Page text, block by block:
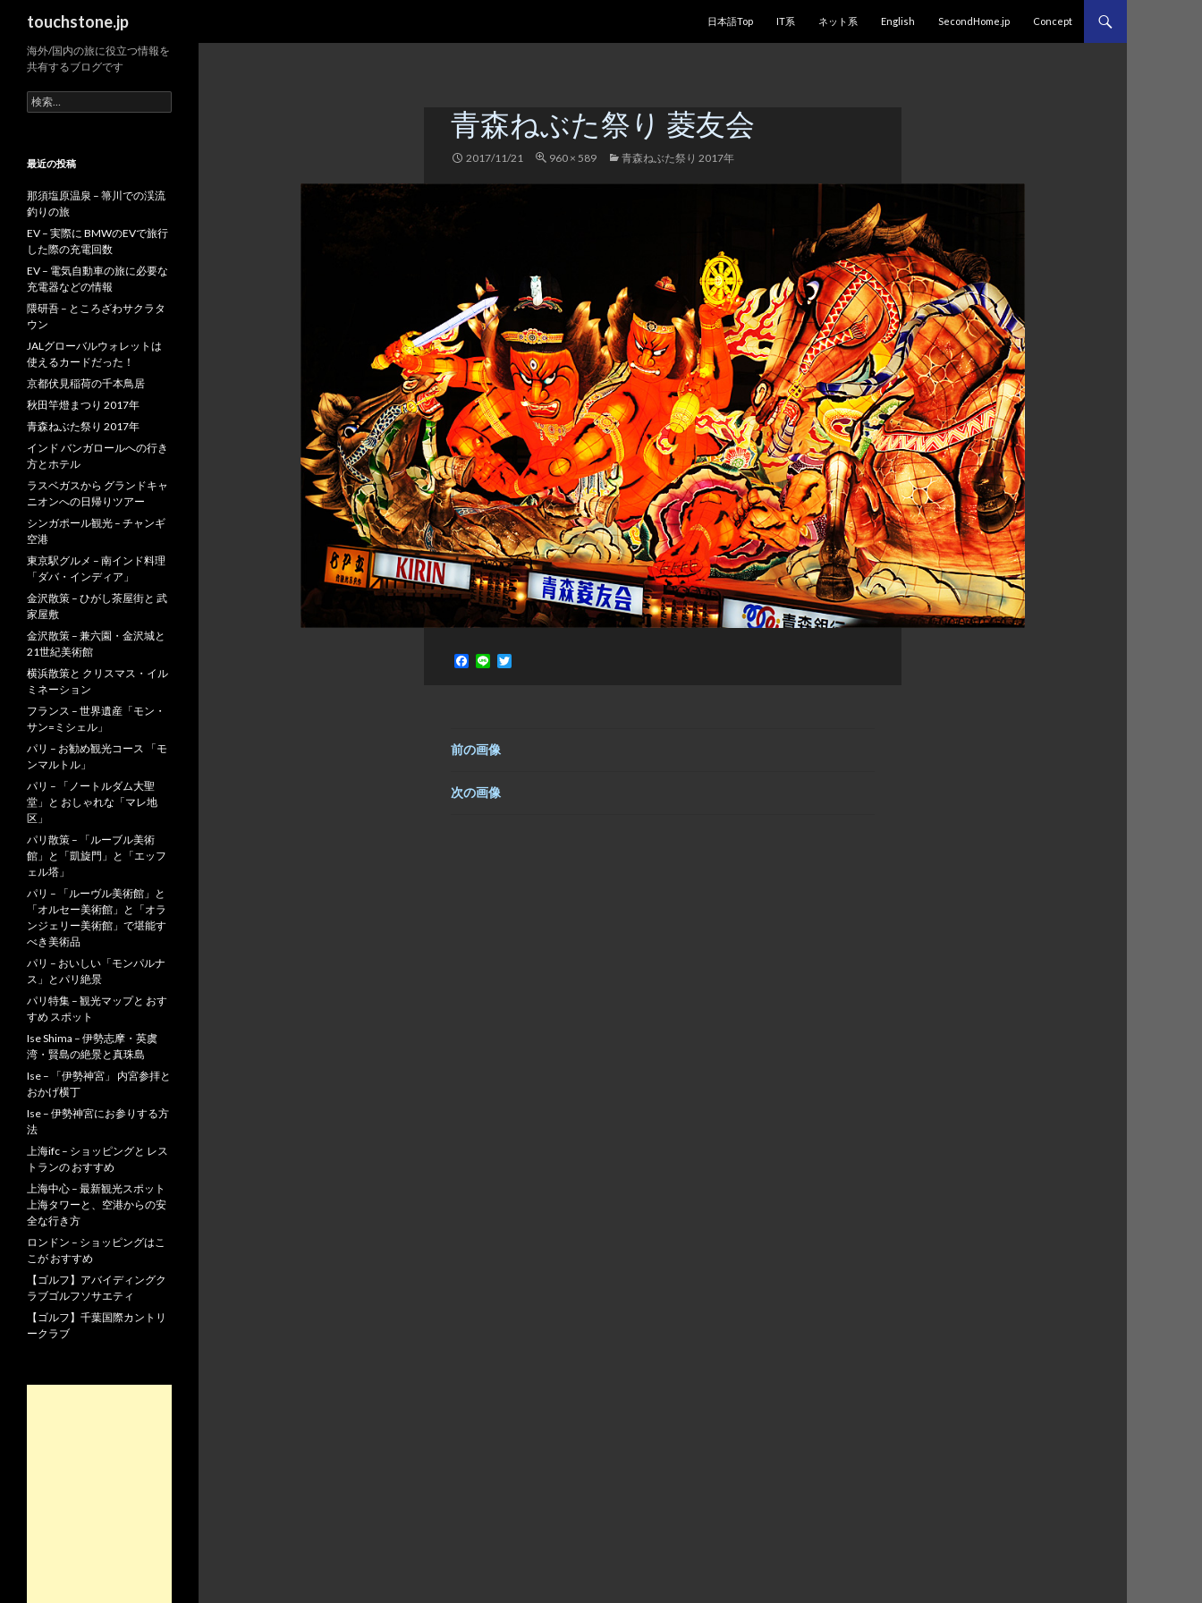
touchstone.jp
日本語Top
IT系 ネット系 English SecondHome.jp Concept
青森ねぶた祭り 菱友会
2017/11/21 960 × 589 青森ねぶた祭り 2017年
F
o
k
前の画像
次の画像
海外/国内の旅に役立つ情報を
共有するブログです
検
索:
最近の投稿
那須塩原温泉 – 箒川での渓流
釣りの旅
EV – 実際に BMWのEVで旅行
した際の充電回数
EV – 電気自動車の旅に必要な
充電器などの情報
隈研吾 – ところざわサクラタ
ウン
JALグローバルウォレットは
使えるカードだった！
京都伏見稲荷の千本鳥居
秋田竿燈まつり 2017年
青森ねぶた祭り 2017年
インド バンガロールへの行き
方とホテル
ラスベガスから グランドキャ
ニオンへの日帰りツアー
シンガポール観光 – チャンギ
空港
東京駅グルメ – 南インド料理
「ダバ・インディア」
金沢散策 – ひがし茶屋街と 武
家屋敷
金沢散策 – 兼六園・金沢城と
21世紀美術館
横浜散策と クリスマス・イル
ミネーション
フランス – 世界遺産「モン・
サン=ミシェル」
パリ – お勧め観光コース 「モ
ンマルトル」
パリ – 「ノートルダム大聖
堂」と おしゃれな「マレ地
区」
パリ散策 – 「ルーブル美術
館」と「凱旋門」と「エッフ
ェル塔」
パリ – 「ルーヴル美術館」と
「オルセー美術館」と「オラ
ンジェリー美術館」で堪能す
べき美術品
パリ – おいしい「モンパルナ
ス」とパリ絶景
パリ特集 – 観光マップと おす
すめ スポット
Ise Shima – 伊勢志摩・英虞
湾・賢島の絶景と真珠島
Ise – 「伊勢神宮」 内宮参拝と
おかげ横丁
Ise – 伊勢神宮にお参りする方
法
上海ifc – ショッピングと レス
トランの おすすめ
上海中心 – 最新観光スポット
上海タワーと、空港からの安
全な行き方
ロンドン – ショッピングはこ
こが おすすめ
【ゴルフ】アバイディングク
ラブゴルフソサエティ
【ゴルフ】千葉国際カントリ
ークラブ